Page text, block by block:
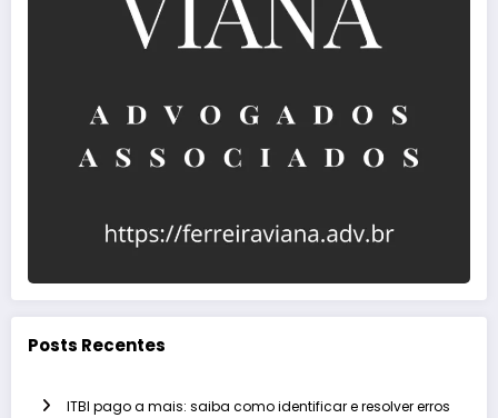
Posts Recentes
ITBI pago a mais: saiba como identificar e resolver erros